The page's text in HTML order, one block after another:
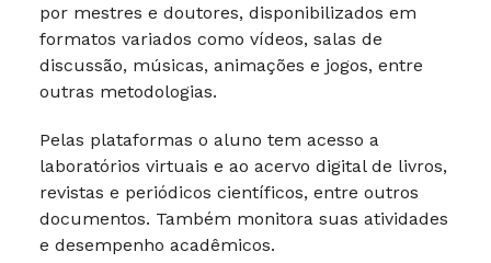
por mestres e doutores, disponibilizados em
formatos variados como vídeos, salas de
discussão, músicas, animações e jogos, entre
outras metodologias.
Pelas plataformas o aluno tem acesso a
laboratórios virtuais e ao acervo digital de livros,
revistas e periódicos científicos, entre outros
documentos. Também monitora suas atividades
e desempenho acadêmicos.